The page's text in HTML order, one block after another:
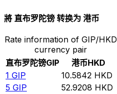
將 直布罗陀镑 转换为 港币
Rate information of GIP/HKD
currency pair
直布罗陀镑GIP 港币HKD
1 GIP 10.5842 HKD
5 GIP 52.9208 HKD